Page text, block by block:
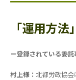
「運用方法」
ー登録されている委託
村上様： 北都労政協